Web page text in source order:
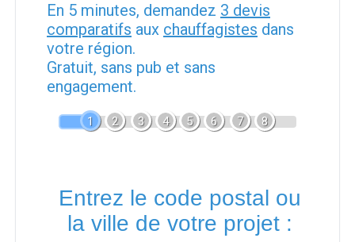
En 5 minutes, demandez 3 devis
comparatifs aux chauffagistes dans
votre région.
Gratuit, sans pub et sans
engagement.
1 2 3 4 5 6 7 8
Entrez le code postal ou
la ville de votre projet :